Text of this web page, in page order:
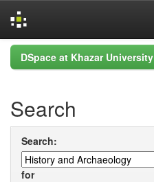
Skip
navigation
DSpace at Khazar University
Search
Search:
for